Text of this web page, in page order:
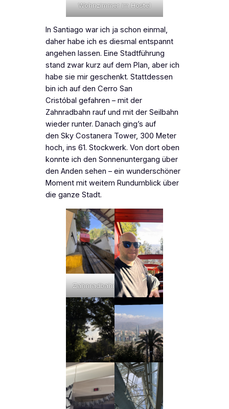
Wohnzimmer im Hostel
In Santiago war ich ja schon einmal,
daher habe ich es diesmal entspannt
angehen lassen. Eine Stadtführung
stand zwar kurz auf dem Plan, aber ich
habe sie mir geschenkt. Stattdessen
bin ich auf den Cerro San
Cristóbal gefahren – mit der
Zahnradbahn rauf und mit der Seilbahn
wieder runter. Danach ging’s auf
den Sky Costanera Tower, 300 Meter
hoch, ins 61. Stockwerk. Von dort oben
konnte ich den Sonnenuntergang über
den Anden sehen – ein wunderschöner
Moment mit weitem Rundumblick über
die ganze Stadt.
Zahnradbahn